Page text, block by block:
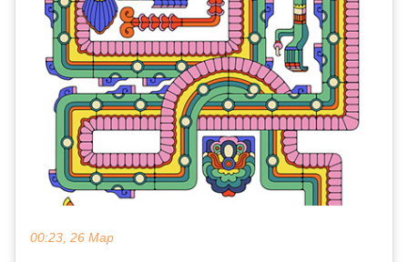
00:23, 26 Мар